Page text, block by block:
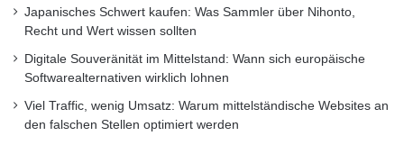
ganze Gesellschaft zu dokumentieren”, so Foo
Chief Executive Officer, von Neonlite Electronic
Lighting (HK) Limited. “Dieser Bericht soll eine
Japanisches Schwert kaufen: Was Sammler über Nihonto,
Recht und Wert wissen sollten
Digitale Souveränität im Mittelstand: Wann sich europäische
Softwarealternativen wirklich lohnen
Viel Traffic, wenig Umsatz: Warum mittelständische Websites an
den falschen Stellen optimiert werden